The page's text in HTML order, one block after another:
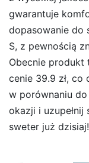
gwarantuje
dopasowanie do
S, z pewnością
Obecnie produkt
cenie 39.9 zł, co
w porównaniu
okazji i
sweter już dzisiaj!